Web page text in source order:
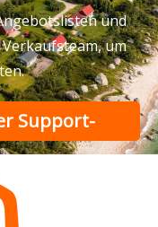
und
um
Support-